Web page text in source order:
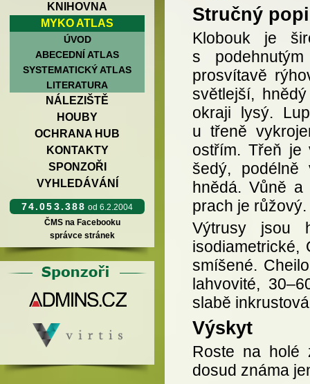
KNIHOVNA
MYKO ATLAS
ÚVOD
ABECEDNÍ ATLAS
SYSTEMATICKÝ ATLAS
LITERATURA
NÁLEZIŠTĚ
HOUBY
OCHRANA HUB
KONTAKTY
SPONZOŘI
VYHLEDÁVÁNÍ
74.053.388 od 6.2.2004
ČMS na Facebooku
správce stránek
Stručný
Klobouk je
s
prosvítavě
světlejší,
okraji lysý.
u třeně
ostřím. Třeň je
šedý, podélně
hnědá. Vůně a
prach je růžový.
Výtrusy jsou
isodiametrické,
smíšené.
lahvovité,
slabě
Výskyt
Roste na holé
dosud známa